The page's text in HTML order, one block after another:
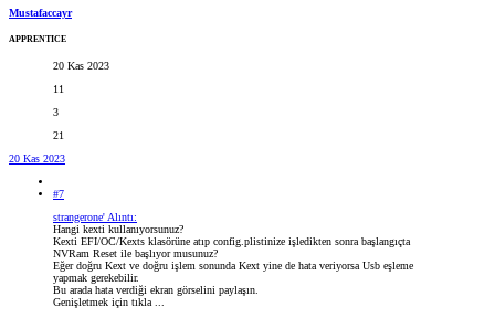
Mustafaccayr
APPRENTICE
20 Kas 2023
11
3
21
20 Kas 2023
#7
strangerone' Alıntı:
Hangi kexti kullanıyorsunuz?
Kexti EFI/OC/Kexts klasörüne atıp config.plistinize işledikten sonra başlangıçta
NVRam Reset ile başlıyor musunuz?
Eğer doğru Kext ve doğru işlem sonunda Kext yine de hata veriyorsa Usb eşleme
yapmak gerekebilir.
Bu arada hata verdiği ekran görselini paylaşın.
Genişletmek için tıkla ...